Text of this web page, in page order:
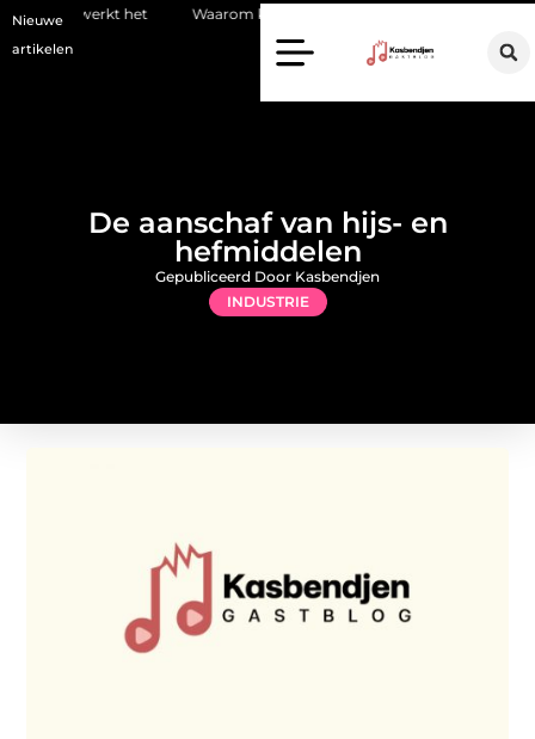
Nieuwe
artikelen
Waarom kiezen voor een stukadoor in Amersfoort?
De aanschaf van hijs- en
hefmiddelen
INDUSTRIE
Gepubliceerd Door Kasbendjen